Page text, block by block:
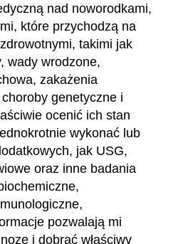
nad noworodkami,
które przychodzą na
takimi jak
wady wrodzone,
zakażenia
genetyczne i
ocenić ich stan
wykonać lub
jak USG,
oraz inne badania
pozwalają mi
i dobrać właściwy